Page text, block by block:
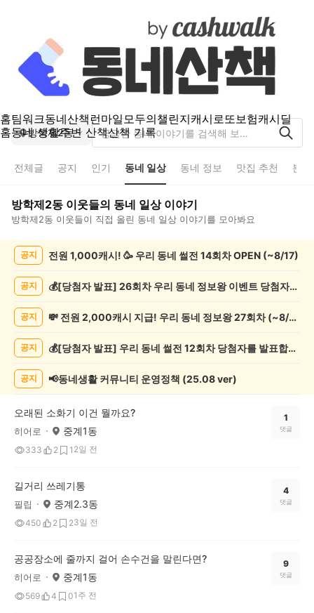
홈팀워크동네산책 런마일모두의챌린지캐시로또보험캐시딜
홈동네 생활주변 산책산책 기록
방학제2동
전체글 공지 인기 동네 일상 동네 정보 맛집 추천 분
방학제2동 이웃들의 동네 일상이야기
방학제2동 이웃들이 직접 올린 동네 일상 이야기를 모아봐요
글
공지 전원 1,000캐시! 🥳 우리 동네 썰전 14회차 OPEN (~8/17)
공지 💰[당첨자 발표] 26회차 우리 동네 정보왕 이벤트 당첨자를 발표합니다!
공지 💸 전원 2,000캐시 지급! 우리 동네 정보왕 27회차 (~8/10)
공지 💰[당첨자 발표] 우리 동네 썰전 12회차 당첨자를 발표합니다!
공지 📢동네생활 커뮤니티 운영정책 (25.08 ver)
오래된 소화기 이건 뭘까요?
히어로 중계1동
333 2 1 2일 전
1
댓글
길거리 쓰레기통
필립 중계2.3동
450 2 23일 전
4
댓글
공공장소에 줄까지 걸어 손수건을 말린다면?
히어로 중계1동
569 4 01주 전
9
댓글